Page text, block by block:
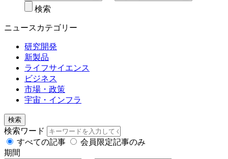
検索
ニュースカテゴリー
研究開発
新製品
ライフサイエンス
ビジネス
市場・政策
宇宙・インフラ
検索
検索ワード
すべての記事
会員限定記事のみ
期間